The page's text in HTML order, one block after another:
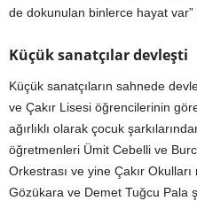
de dokunulan binlerce hayat
Küçük sanatçılar devleşti
Küçük sanatçıların sahnede
ve Çakır Lisesi öğrencilerinin
ağırlıklı olarak çocuk
öğretmenleri Ümit Cebelli ve
Orkestrası ve yine Çakır
Gözükara ve Demet Tuğcu Pala